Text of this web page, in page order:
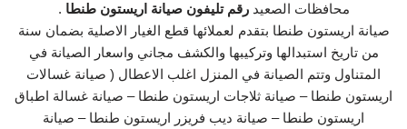
محافظات الصعيد رقم تليفون صيانة اريستون طنطا .
صيانة اريستون طنطا بتقدم لعملائها قطع الغيار الاصلية بضمان سنة
من تاريخ استبدالها وتركيبها والكشف مجاني واسعار الصيانة في
المتناول وتتم الصيانة في المنزل اغلب الاعطال ( صيانة غسالات
اريستون طنطا – صيانة ثلاجات اريستون طنطا – صيانة غسالة اطباق
اريستون طنطا – صيانة ديب فريزر اريستون طنطا – صيانة